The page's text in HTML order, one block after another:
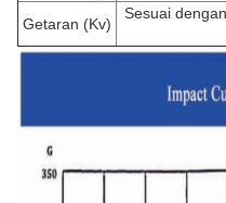
Getaran (Kv)
Sesuai